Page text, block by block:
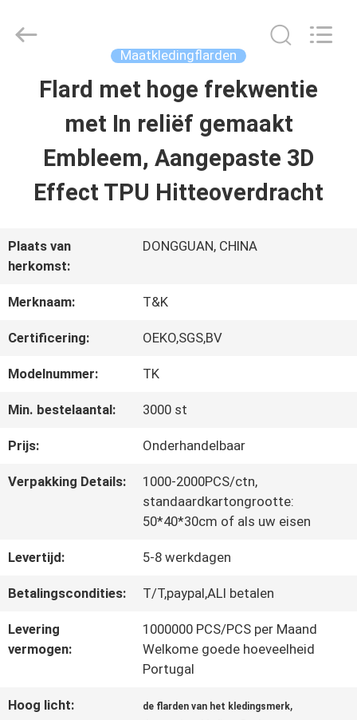
THUIS
PRODUCTEN
OVER
ONS
FABRIEKSREIS
CONTACTEER
ONS
ALLE
GEVALLEN
VR
Accessories
Co.,Ltd.
Maatkledingflarden
Flard met hoge frekwentie
met In reliëf gemaakt
Embleem, Aangepaste 3D
Effect TPU Hitteoverdracht
Plaats van
herkomst:
DONGGUAN, CHINA
Merknaam: T&K
Certificering: OEKO,SGS,BV
Modelnummer: TK
Min. bestelaantal: 3000 st
Prijs: Onderhandelbaar
Verpakking Details:
1000-2000PCS/ctn,
standaardkartongrootte:
50*40*30cm of als uw eisen
Levertijd: 5-8 werkdagen
Betalingscondities: T/T,paypal,ALI betalen
Levering
vermogen:
1000000 PCS/PCS per Maand
Welkome goede hoeveelheid
Portugal
Hoog licht: de flarden van het kledingsmerk,